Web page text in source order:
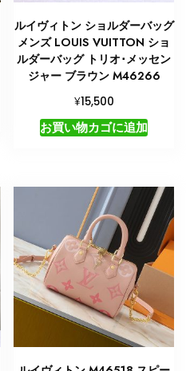
ルイヴィトン ショルダーバッグ
メンズ LOUIS VUITTON ショ
ルダーバッグ トリオ･メッセン
ジャー ブラウン M46266
¥15,500
お買い物カゴに追加